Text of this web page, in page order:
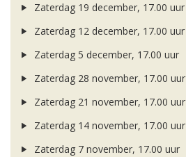
Zaterdag 19 december, 17.00 uur
Zaterdag 12 december, 17.00 uur
Zaterdag 5 december, 17.00 uur
Zaterdag 28 november, 17.00 uur
Zaterdag 21 november, 17.00 uur
Zaterdag 14 november, 17.00 uur
Zaterdag 7 november, 17.00 uur